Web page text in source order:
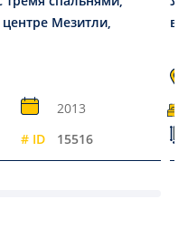
Мезитли,
2013
# ID 15516
в